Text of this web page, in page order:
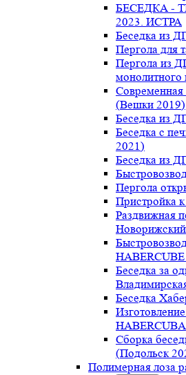
БЕСЕДКА -
2023. ИСТРА
Беседка из
Пергола для
Пергола из
монолитного
(Вешки 2019)
Беседка из
Беседка с
2021)
Беседка из
Пергола
Пристройка
Раздвижная
Новорижский
Беседка за
Беседка
HABERCUBA
Сборка
(Подольск
Полимерная лоза